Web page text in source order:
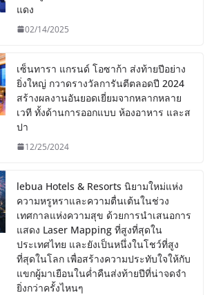
แดง
02/14/2025
เซ็นทารา แกรนด์ โอซาก้า ส่งท้ายปีอย่าง
ยิ่งใหญ่ กวาดรางวัลการันตีตลอดปี 2024
สร้างผลงานอันยอดเยี่ยมจากหลากหลาย
เวที ทั้งด้านการออกแบบ ห้องอาหาร และส
ปา
12/25/2024
lebua Hotels & Resorts นิยามใหม่แห่ง
ความหรูหราและความตื่นเต้นในช่วง
เทศกาลแห่งความสุข ด้วยการนำเสนอการ
แสดง Laser Mapping ที่สูงที่สุดใน
ประเทศไทย และยังเป็นหนึ่งในโชว์ที่สูง
ที่สุดในโลก เพื่อสร้างความประทับใจให้กับ
แขกผู้มาเยือนในค่ำคืนส่งท้ายปีที่น่าจดจำ
ยิ่งกว่าครั้งไหนๆ